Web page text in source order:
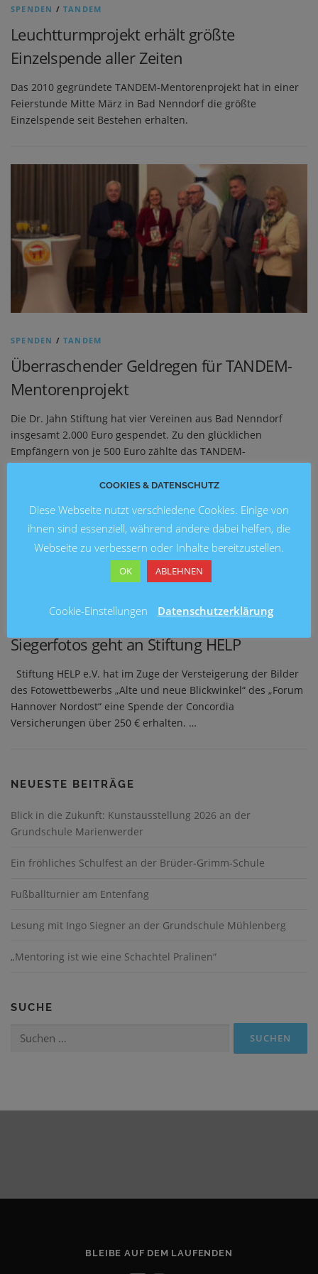
SPENDEN /TANDEM
Leuchtturmprojekt erhält größte
Einzelspende aller Zeiten
Das 2010 gegründete TANDEM-Mentorenprojekt hat in einer
Feierstunde Mitte März in Bad Nenndorf die größte
Einzelspende seit Bestehen erhalten.
SPENDEN /TANDEM
Überraschender Geldregen für TANDEM-
Mentorenprojekt
Die Dr. Jahn Stiftung hat vier Vereinen aus Bad Nenndorf
insgesamt 2.000 Euro gespendet. Zu den glücklichen
Empfängern von je 500 Euro zählte das TANDEM-
Meyer-Engelke initiiert wurde.
Blickwinkel“ – Auktionspreis des
Siegerfotos geht an Stiftung HELP
Stiftung HELP e.V. hat im Zuge der Versteigerung der Bilder
des Fotowettbewerbs „Alte und neue Blickwinkel“ des „Forum
Hannover Nordost“ eine Spende der Concordia
Versicherungen über 250 € erhalten. …
NEUESTE BEITRÄGE
Blick in die Zukunft: Kunstausstellung 2026 an der
Grundschule Marienwerder
Ein fröhliches Schulfest an der Brüder-Grimm-Schule
Fußballturnier am Entenfang
Lesung mit Ingo Siegner an der Grundschule Mühlenberg
„Mentoring ist wie eine Schachtel Pralinen“
SUCHE
Suchen
BLEIBE AUF DEM LAUFENDEN
COOKIES & DATENSCHUTZ
Diese Webseite nutzt verschiedene Cookies. Einige von
ihnen sind essenziell, während andere dabei helfen, die
Webseite zu verbessern oder Inhalte bereitzustellen.
OK ABLEHNEN
Cookie-Einstellungen Datenschutzerklärung